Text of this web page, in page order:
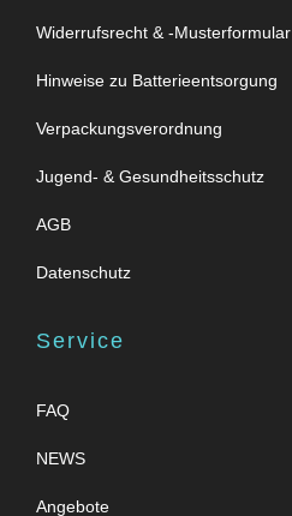
Widerrufsrecht & -Musterformular
Hinweise zu Batterieentsorgung
Verpackungsverordnung
Jugend- & Gesundheitsschutz
AGB
Datenschutz
Service
FAQ
NEWS
Angebote